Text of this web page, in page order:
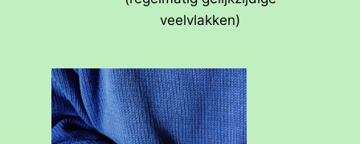
veelvlakken)